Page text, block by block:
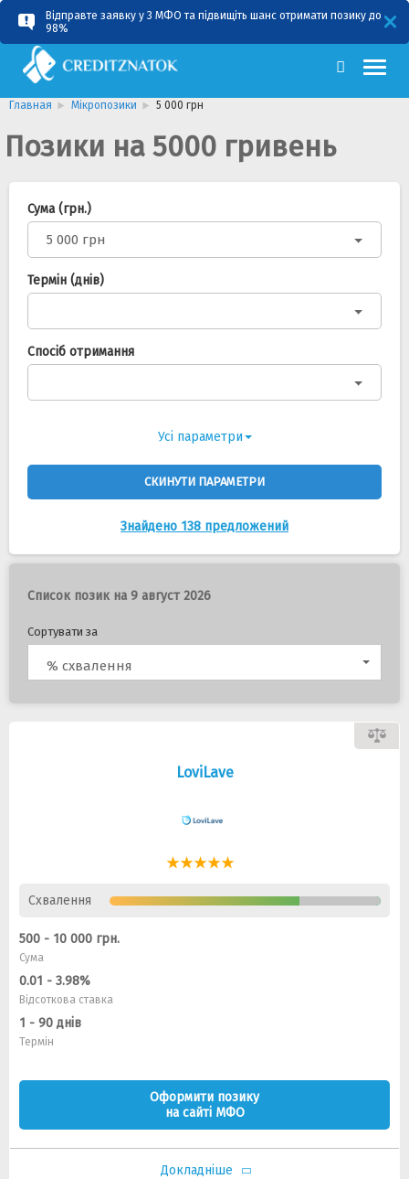
Відправте заявку у 3 МФО та підвищіть шанс отримати позику до
98%
RU UA
Главная Мікропозики 5 000 грн
Позики на 5000 гривень
Сума (грн.)
5 000 грн
Термін (днів)
Спосіб отримання
Усі параметри
СКИНУТИ ПАРАМЕТРИ
Знайдено 138 предложений
Список позик на 9 август 2026
Сортувати за
% схвалення
LoviLave
Схвалення
500 - 10 000 грн.
Сума
0.01 - 3.98%
Відсоткова ставка
1 - 90 днів
Термін
Оформити позику
на сайті МФО
Докладніше